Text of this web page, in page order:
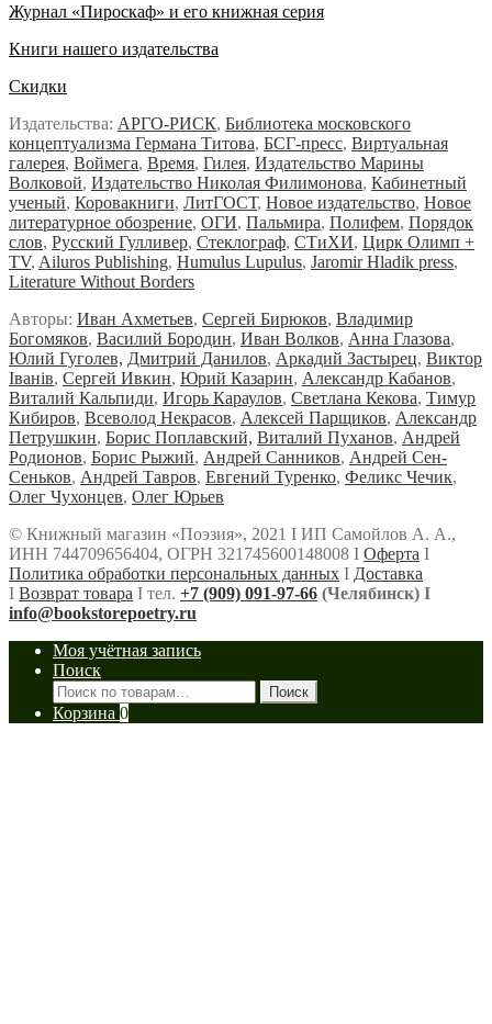
Журнал «Пироскаф» и его книжная серия
Книги нашего издательства
Скидки
Издательства: АРГО-РИСК, Библиотека московского
концептуализма Германа Титова, БСГ-пресс, Виртуальная
галерея, Воймега, Время, Гилея, Издательство Марины
Волковой, Издательство Николая Филимонова, Кабинетный
ученый, Коровакниги, ЛитГОСТ, Новое издательство, Новое
литературное обозрение, ОГИ, Пальмира, Полифем, Порядок
слов, Русский Гулливер, Стеклограф, СТиХИ, Цирк Олимп +
TV, Ailuros Publishing, Humulus Lupulus, Jaromir Hladik press,
Literature Without Borders
Авторы: Иван Ахметьев, Сергей Бирюков, Владимир
Богомяков, Василий Бородин, Иван Волков, Анна Глазова,
Юлий Гуголев, Дмитрий Данилов, Аркадий Застырец, Виктор
Iванiв, Сергей Ивкин, Юрий Казарин, Александр Кабанов,
Виталий Кальпиди, Игорь Караулов, Светлана Кекова, Тимур
Кибиров, Всеволод Некрасов, Алексей Парщиков, Александр
Петрушкин, Борис Поплавский, Виталий Пуханов, Андрей
Родионов, Борис Рыжий, Андрей Санников, Андрей Сен-
Сеньков, Андрей Тавров, Евгений Туренко, Феликс Чечик,
Олег Чухонцев, Олег Юрьев
© Книжный магазин «Поэзия», 2021 Ι ИП Самойлов А. А.,
ИНН 744709656404, ОГРН 321745600148008 Ι Оферта Ι
Политика обработки персональных данных Ι Доставка
Ι Возврат товара Ι тел. +7 (909) 091-97-66 (Челябинск) Ι
info@bookstorepoetry.ru
Моя учётная запись
Поиск
Искать:
Поиск
Корзина 0